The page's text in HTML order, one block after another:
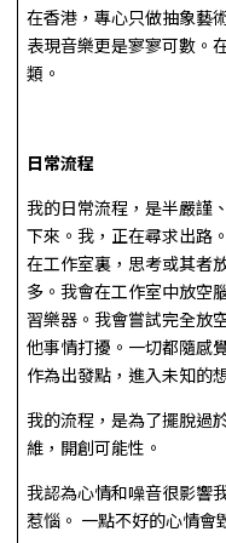
在香港，專心只做抽象藝
表現音樂更是寥寥可數。
類。
日常流程
我的日常流程，是半嚴謹
下來。我，正在尋求出路。
在工作室裏，思考或其者
多。我會在工作室中放空
習樂器。我會嘗試完全放
他事情打擾。一切都隨感
作為出發點，進入未知的
我的流程，是為了擺脫過
維，開創可能性。
我認為心情和噪音很影響
惹惱。 一點不好的心情會